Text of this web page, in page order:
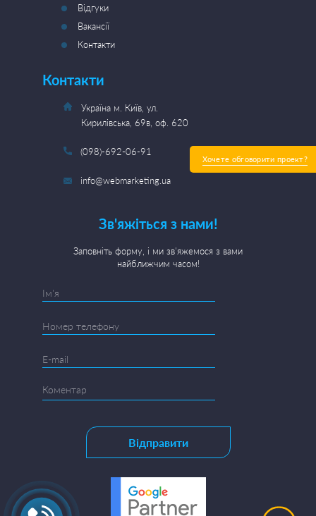
Хочете обговорити проект?
Відгуки
Вакансії
Контакти
Контакти
Україна м. Київ, ул.
Кирилівська, 69в, оф. 620
(098)-692-06-91
info@webmarketing.ua
Зв'яжіться з нами!
Заповніть форму, і ми зв'яжемося з вами
найближчим часом!
Відправити